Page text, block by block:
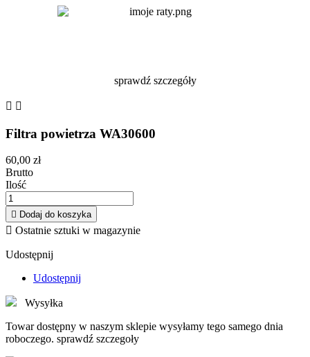
sprawdź szczegóły
 
Filtra powietrza WA30600
60,00 zł
Brutto
Ilość
 Dodaj do koszyka
 Ostatnie sztuki w magazynie
Udostępnij
Udostępnij
Wysyłka
Towar dostępny w naszym sklepie wysyłamy tego samego dnia
roboczego. sprawdź szczegoły